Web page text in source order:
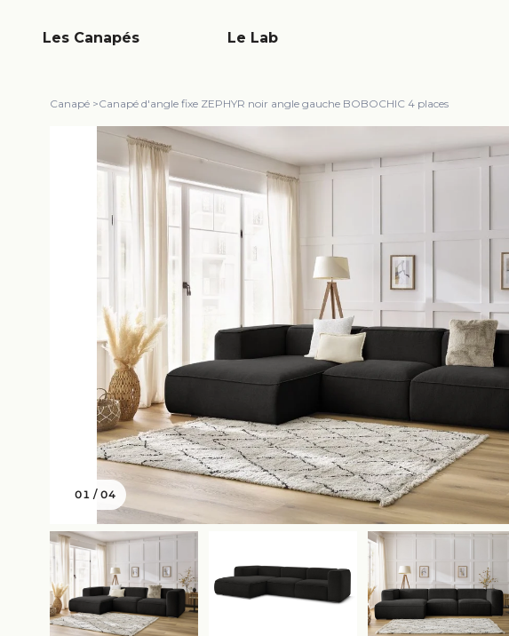
Les Canapés Le Lab
Canapé >Canapé d'angle fixe ZEPHYR noir angle gauche BOBOCHIC 4 places
01 /04